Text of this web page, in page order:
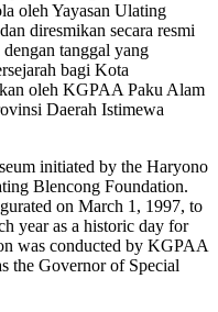
oleh Yayasan Ulating
diresmikan secara resmi
tanggal yang
bagi Kota
oleh KGPAA Paku Alam
Daerah Istimewa
initiated by the Haryono
Blencong Foundation.
on March 1, 1997, to
year as a historic day for
was conducted by KGPAA
the Governor of Special